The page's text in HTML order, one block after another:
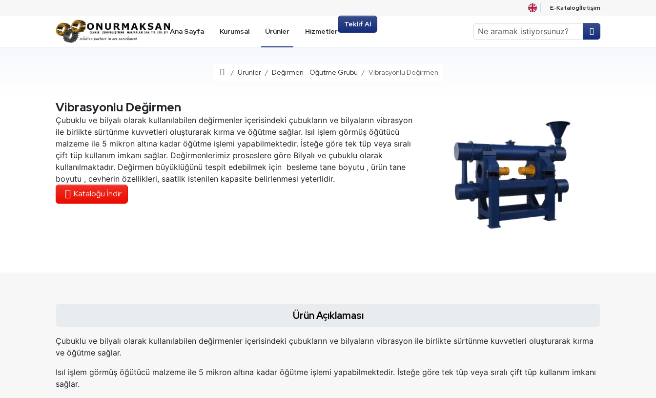
E-Katalogİletişim
Ana Sayfa Kurumsal Ürünler Hizmetler
Teklif Al
Ana SayfaÜrünler Değirmen - Öğütme Grubu Vibrasyonlu Değirmen
Vibrasyonlu Değirmen
Çubuklu ve bilyalı olarak kullanılabilen değirmenler içerisindeki çubukların ve bilyaların vibrasyon
ile birlikte sürtünme kuvvetleri oluşturarak kırma ve öğütme sağlar. Isıl işlem görmüş öğütücü
malzeme ile 5 mikron altına kadar öğütme işlemi yapabilmektedir. İsteğe göre tek tüp veya sıralı
çift tüp kullanım imkanı sağlar. Değirmenlerimiz proseslere göre Bilyalı ve çubuklu olarak
kullanılmaktadır. Değirmen büyüklüğünü tespit edebilmek için besleme tane boyutu , ürün tane
boyutu , cevherin özellikleri, saatlik istenilen kapasite belirlenmesi yeterlidir.
Kataloğu İndir
Ürün Açıklaması
Çubuklu ve bilyalı olarak kullanılabilen değirmenler içerisindeki çubukların ve bilyaların vibrasyon ile birlikte sürtünme kuvvetleri oluşturarak kırma
ve öğütme sağlar.
Isıl işlem görmüş öğütücü malzeme ile 5 mikron altına kadar öğütme işlemi yapabilmektedir. İsteğe göre tek tüp veya sıralı çift tüp kullanım imkanı
sağlar.